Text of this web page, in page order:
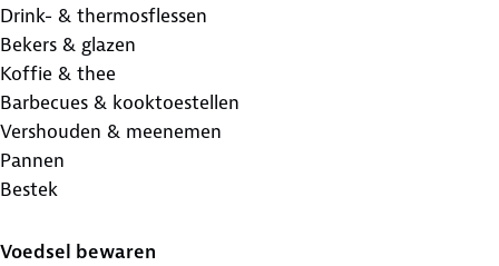
Drink- & thermosflessen
Bekers & glazen
Koffie & thee
Barbecues & kooktoestellen
Vershouden & meenemen
Pannen
Bestek
Voedsel bewaren